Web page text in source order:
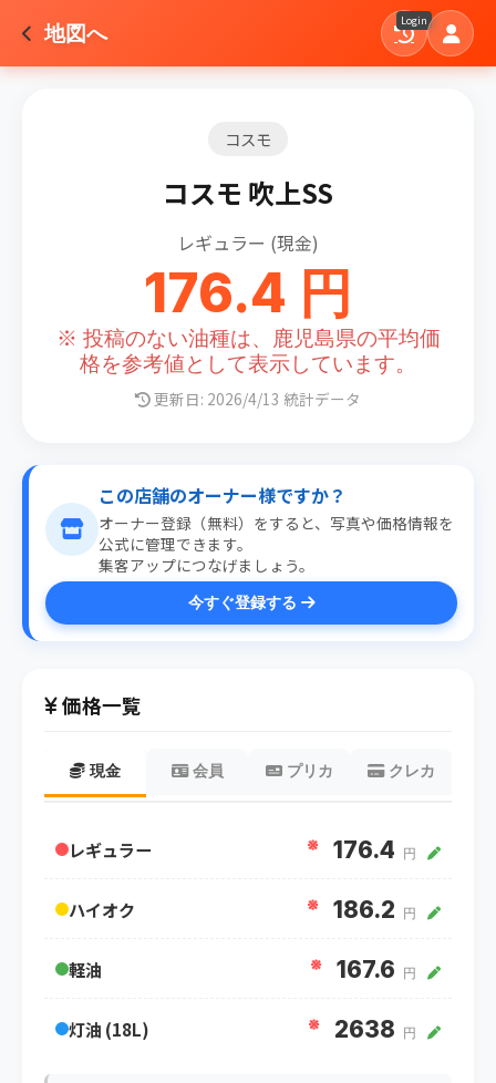
地図へ Login
コスモ
コスモ 吹上SS
レギュラー (現金)
176.4 円
※ 投稿のない油種は、鹿児島県の平均価
格を参考値として表示しています。
更新日: 2026/4/13 統計データ
この店舗のオーナー様ですか？
オーナー登録（無料）をすると、写真や価格情報を
公式に管理できます。
集客アップにつなげましょう。
今すぐ登録する
価格一覧
現金 会員 プリカ クレカ
レギュラー ※ 176.4 円
ハイオク ※ 186.2 円
軽油 ※ 167.6 円
灯油 (18L) ※ 2638 円